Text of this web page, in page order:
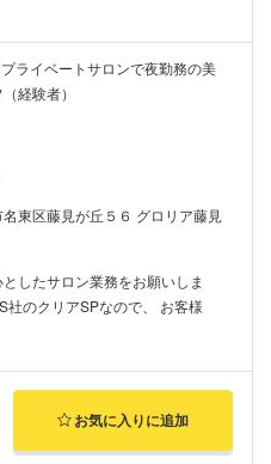
ライベートサロンで夜勤務の美
経験者）
東区藤見が丘５６ グロリア藤見
したサロン業務をお願いしま
社のクリアSPなので、 お客様
お気に入りに追加